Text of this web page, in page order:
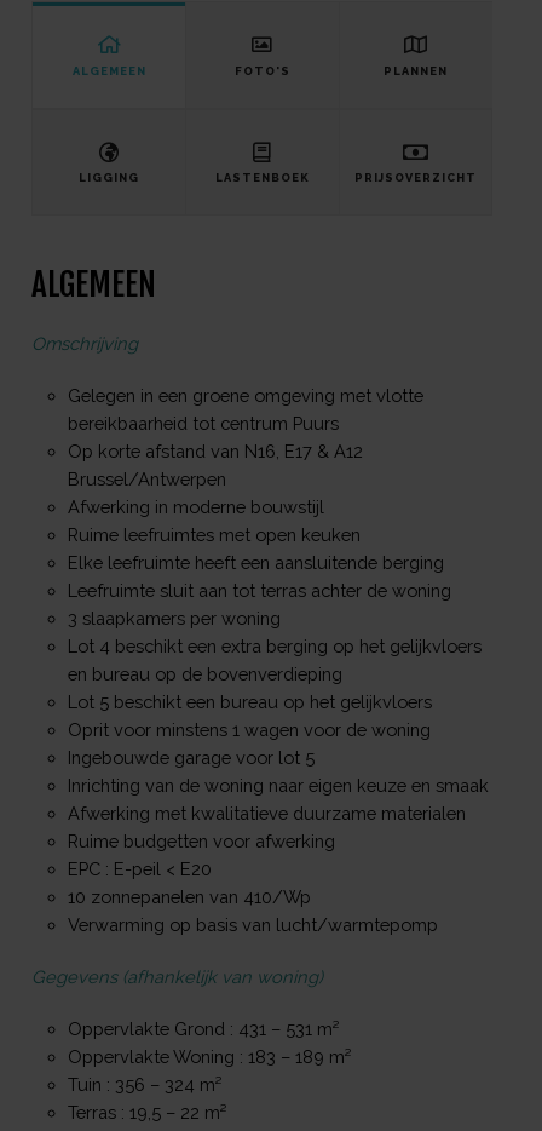
ALGEMEEN FOTO'S PLANNEN
LIGGING LASTENBOEK PRIJSOVERZICHT
ALGEMEEN
Omschrijving
Gelegen in een groene omgeving met vlotte
bereikbaarheid tot centrum Puurs
Op korte afstand van N16, E17 & A12
Brussel/Antwerpen
Afwerking in moderne bouwstijl
Ruime leefruimtes met open keuken
Elke leefruimte heeft een aansluitende berging
Leefruimte sluit aan tot terras achter de woning
3 slaapkamers per woning
Lot 4 beschikt een extra berging op het gelijkvloers
en bureau op de bovenverdieping
Lot 5 beschikt een bureau op het gelijkvloers
Oprit voor minstens 1 wagen voor de woning
Ingebouwde garage voor lot 5
Inrichting van de woning naar eigen keuze en smaak
Afwerking met kwalitatieve duurzame materialen
Ruime budgetten voor afwerking
EPC : E-peil < E20
10 zonnepanelen van 410/Wp
Verwarming op basis van lucht/warmtepomp
Gegevens (afhankelijk van woning)
Oppervlakte Grond : 431 – 531 m²
Oppervlakte Woning : 183 – 189 m²
Tuin : 356 – 324 m²
Terras : 19,5 – 22 m²